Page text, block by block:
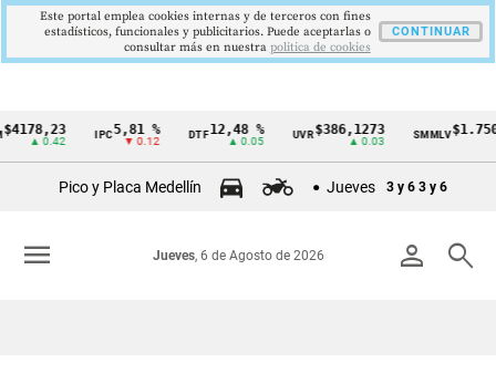
Cintillo
Colombia
0.42
IPC 5,81 %
▼ 0.12
DTF 12,48 %
▲ 0.05
UVR $386,1273
▲ 0.03
SMMLV$1.750.905
Pico y Placa Medellín Jueves 3 y 6 3 y 6
person search
Jueves, 6 de Agosto de 2026
menu
Este portal emplea cookies internas y de terceros con fines
estadísticos, funcionales y publicitarios. Puede aceptarlas o
consultar más en nuestra politica de cookies
CONTINUAR